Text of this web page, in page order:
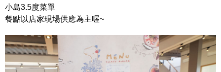
小島3.5度菜單
餐點以店家現場供應為主喔~